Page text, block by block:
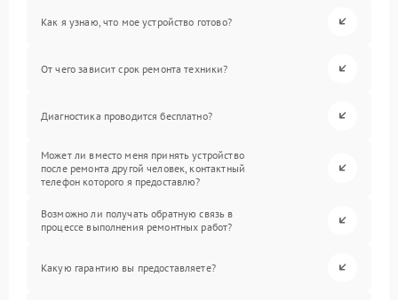
Как я узнаю, что мое устройство готово?
От чего зависит срок ремонта техники?
Диагностика проводится бесплатно?
Может ли вместо меня принять устройство
после ремонта другой человек, контактный
телефон которого я предоставлю?
Возможно ли получать обратную связь в
процессе выполнения ремонтных работ?
Какую гарантию вы предоставляете?